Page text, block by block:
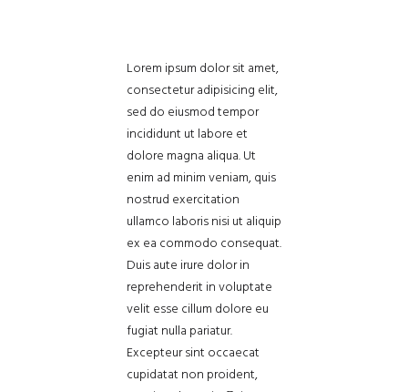
Lorem ipsum dolor sit amet,
consectetur adipisicing elit,
sed do eiusmod tempor
incididunt ut labore et
dolore magna aliqua. Ut
enim ad minim veniam, quis
nostrud exercitation
ullamco laboris nisi ut aliquip
ex ea commodo consequat.
Duis aute irure dolor in
reprehenderit in voluptate
velit esse cillum dolore eu
fugiat nulla pariatur.
Excepteur sint occaecat
cupidatat non proident,